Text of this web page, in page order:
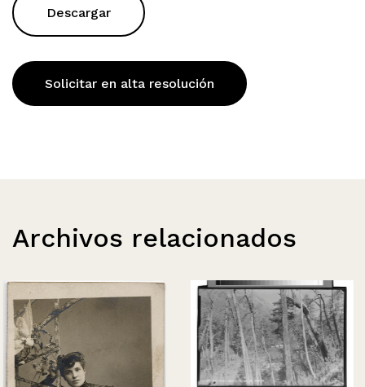
Descargar
Solicitar en alta resolución
Archivos relacionados